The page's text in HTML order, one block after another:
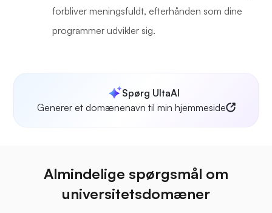
forbliver meningsfuldt, efterhånden som dine
programmer udvikler sig.
Spørg UltaAI
Generer et domænenavn til min hjemmeside
Almindelige spørgsmål om
universitetsdomæner